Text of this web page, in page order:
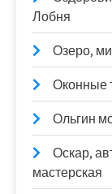
Лобня
Озеро,
Оконные
Ольгин
Оскар,
мастерская